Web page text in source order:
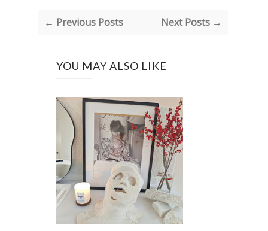
← Previous Posts Next Posts →
YOU MAY ALSO LIKE